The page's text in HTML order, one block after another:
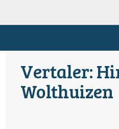
Vertaler:
Wolthuizen